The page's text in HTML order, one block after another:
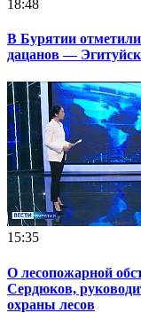
18:48
В Бурятии отметили
дацанов —
15:35
О лесопожарной
Сердюков,
охраны лесов